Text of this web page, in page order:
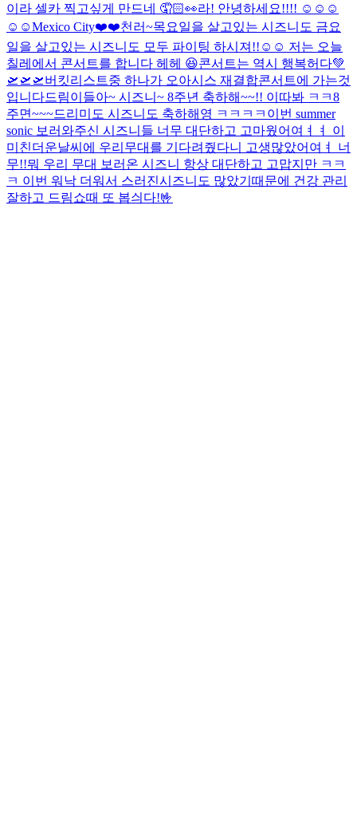
이라 셀카 찍고싶게 만드네 🤦🏻👀라! 안녕하세요!!!! ☺️☺️☺️
☺️☺️Mexico City❤️❤️천러~목요일을 살고있는 시즈니도 금요
일을 살고있는 시즈니도 모두 파이팅 하시져!!☺️☺️ 저는 오늘
칠레에서 콘서트를 합니다 헤헤 😆콘서트는 역시 행복허다💚
🛫🛫🛫버킷리스트중 하나가 오아시스 재결합콘서트에 가는것
입니다드림이들아~ 시즈니~ 8주년 축하해~~!! 이따봐 ㅋㅋ8
주면~~~드리미도 시즈니도 축하해영 ㅋㅋㅋㅋ 이번 summer
sonic 보러와주신 시즈니들 너무 대단하고 고마웠어여ㅕㅕ 이
미친더운날씨에 우리무대를 기다려줬다니 고생많았어여ㅕ 너
무!!뭐 우리 무대 보러온 시즈니 항상 대단하고 고맙지만 ㅋㅋ
ㅋ 이번 워낙 더워서 스러진시즈니도 많았기때문에 건강 관리
잘하고 드림쇼때 또 봅싀다!🤟